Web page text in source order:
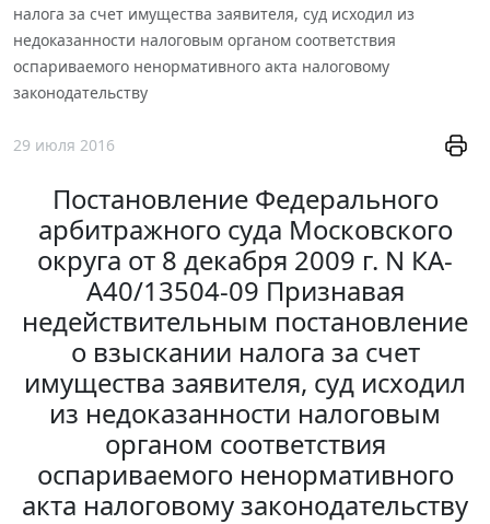
налога за счет имущества заявителя, суд исходил из
недоказанности налоговым органом соответствия
оспариваемого ненормативного акта налоговому
законодательству
29 июля 2016
Постановление Федерального
арбитражного суда Московского
округа от 8 декабря 2009 г. N КА-
А40/13504-09 Признавая
недействительным постановление
о взыскании налога за счет
имущества заявителя, суд исходил
из недоказанности налоговым
органом соответствия
оспариваемого ненормативного
акта налоговому законодательству